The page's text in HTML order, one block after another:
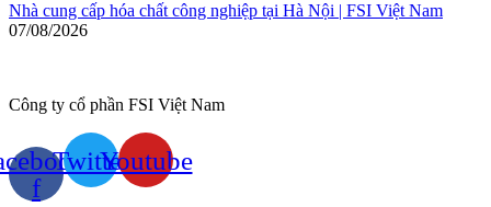
Nhà cung cấp hóa chất công nghiệp tại Hà Nội | FSI Việt Nam
07/08/2026
Công ty cổ phần FSI Việt Nam
f
TwitterYoutube